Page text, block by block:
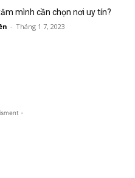
mình cần chọn nơi uy tín?
- Tháng 1 7, 2023
-